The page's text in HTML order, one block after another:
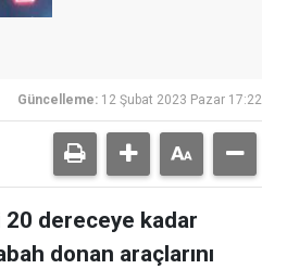
Güncelleme: 12 Şubat 2023 Pazar 17:22
20 dereceye kadar
donan araçlarını